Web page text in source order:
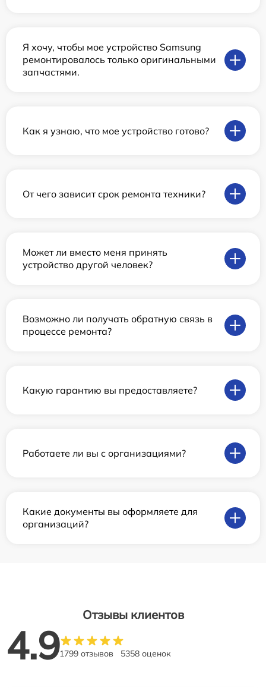
Я хочу, чтобы мое устройство Samsung
ремонтировалось только оригинальными
запчастями.
Как я узнаю, что мое устройство готово?
От чего зависит срок ремонта техники?
Может ли вместо меня принять
устройство другой человек?
Возможно ли получать обратную связь в
процессе ремонта?
Какую гарантию вы предоставляете?
Работаете ли вы с организациями?
Какие документы вы оформляете для
организаций?
Отзывы клиентов
4.91799 отзывов 5358 оценок